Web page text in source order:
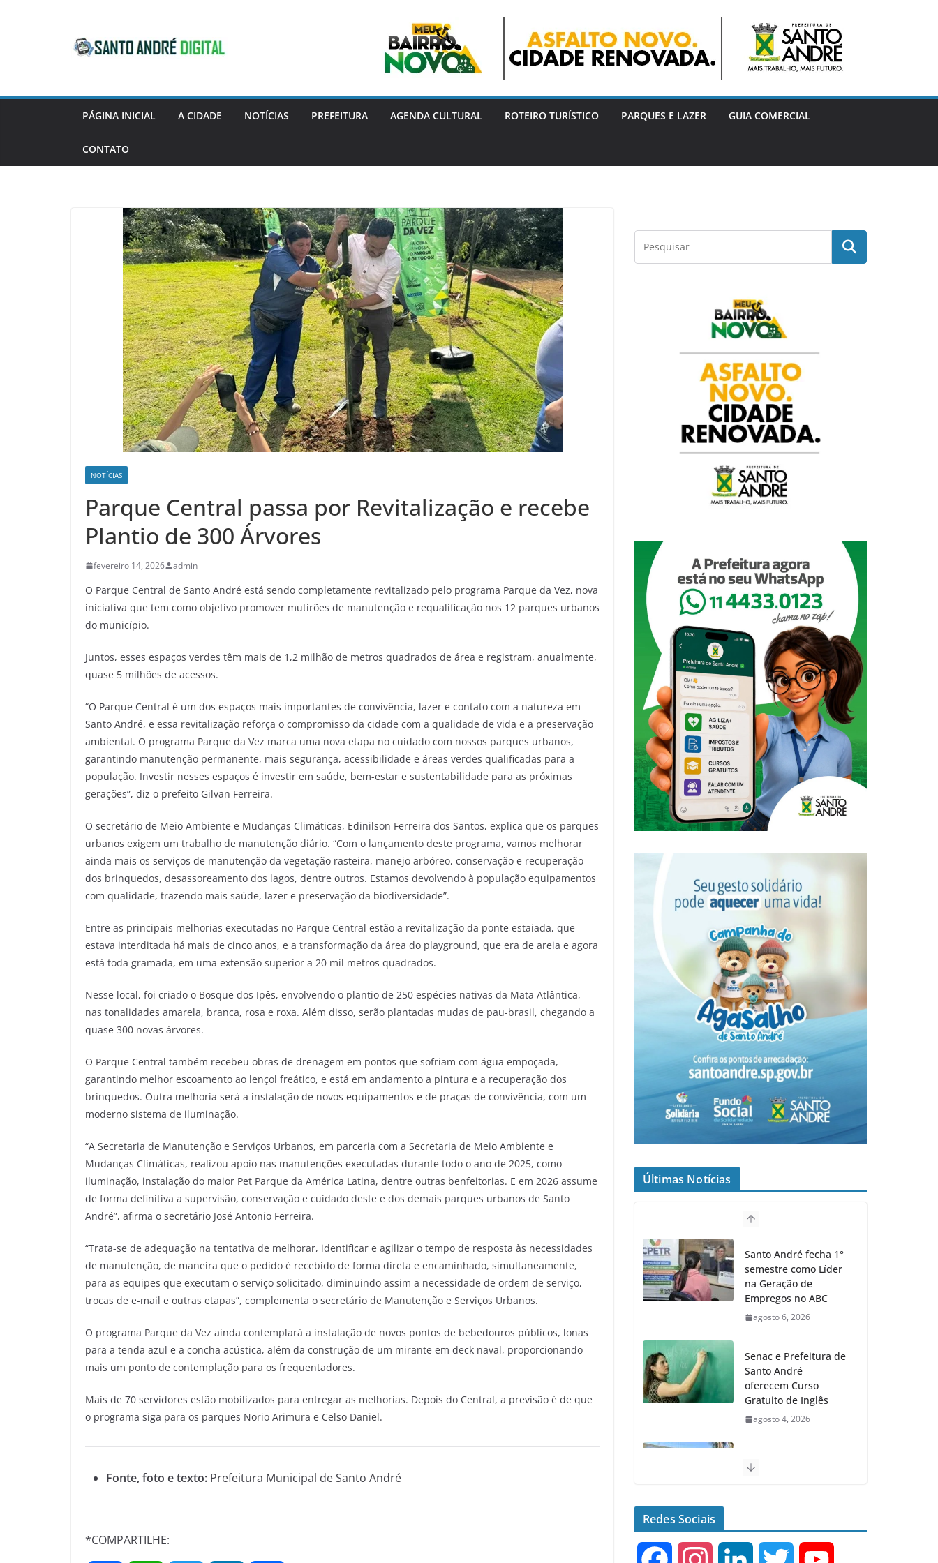
PÁGINA INICIAL A CIDADE NOTÍCIAS PREFEITURA AGENDA CULTURAL ROTEIRO TURÍSTICO PARQUES E LAZER GUIA COMERCIAL
CONTATO
NOTÍCIAS
Parque Central passa por Revitalização e recebe
Plantio de 300 Árvores
fevereiro 14, 2026 admin
O Parque Central de Santo André está sendo completamente revitalizado pelo programa Parque da Vez, nova
iniciativa que tem como objetivo promover mutirões de manutenção e requalificação nos 12 parques urbanos
do município.
Juntos, esses espaços verdes têm mais de 1,2 milhão de metros quadrados de área e registram, anualmente,
quase 5 milhões de acessos.
“O Parque Central é um dos espaços mais importantes de convivência, lazer e contato com a natureza em
Santo André, e essa revitalização reforça o compromisso da cidade com a qualidade de vida e a preservação
ambiental. O programa Parque da Vez marca uma nova etapa no cuidado com nossos parques urbanos,
garantindo manutenção permanente, mais segurança, acessibilidade e áreas verdes qualificadas para a
população. Investir nesses espaços é investir em saúde, bem-estar e sustentabilidade para as próximas
gerações”, diz o prefeito Gilvan Ferreira.
O secretário de Meio Ambiente e Mudanças Climáticas, Edinilson Ferreira dos Santos, explica que os parques
urbanos exigem um trabalho de manutenção diário. “Com o lançamento deste programa, vamos melhorar
ainda mais os serviços de manutenção da vegetação rasteira, manejo arbóreo, conservação e recuperação
dos brinquedos, desassoreamento dos lagos, dentre outros. Estamos devolvendo à população equipamentos
com qualidade, trazendo mais saúde, lazer e preservação da biodiversidade”.
Entre as principais melhorias executadas no Parque Central estão a revitalização da ponte estaiada, que
estava interditada há mais de cinco anos, e a transformação da área do playground, que era de areia e agora
está toda gramada, em uma extensão superior a 20 mil metros quadrados.
Nesse local, foi criado o Bosque dos Ipês, envolvendo o plantio de 250 espécies nativas da Mata Atlântica,
nas tonalidades amarela, branca, rosa e roxa. Além disso, serão plantadas mudas de pau-brasil, chegando a
quase 300 novas árvores.
O Parque Central também recebeu obras de drenagem em pontos que sofriam com água empoçada,
garantindo melhor escoamento ao lençol freático, e está em andamento a pintura e a recuperação dos
brinquedos. Outra melhoria será a instalação de novos equipamentos e de praças de convivência, com um
moderno sistema de iluminação.
“A Secretaria de Manutenção e Serviços Urbanos, em parceria com a Secretaria de Meio Ambiente e
Mudanças Climáticas, realizou apoio nas manutenções executadas durante todo o ano de 2025, como
iluminação, instalação do maior Pet Parque da América Latina, dentre outras benfeitorias. E em 2026 assume
de forma definitiva a supervisão, conservação e cuidado deste e dos demais parques urbanos de Santo
André”, afirma o secretário José Antonio Ferreira.
“Trata-se de adequação na tentativa de melhorar, identificar e agilizar o tempo de resposta às necessidades
de manutenção, de maneira que o pedido é recebido de forma direta e encaminhado, simultaneamente,
para as equipes que executam o serviço solicitado, diminuindo assim a necessidade de ordem de serviço,
trocas de e-mail e outras etapas”, complementa o secretário de Manutenção e Serviços Urbanos.
O programa Parque da Vez ainda contemplará a instalação de novos pontos de bebedouros públicos, lonas
para a tenda azul e a concha acústica, além da construção de um mirante em deck naval, proporcionando
mais um ponto de contemplação para os frequentadores.
Mais de 70 servidores estão mobilizados para entregar as melhorias. Depois do Central, a previsão é de que
o programa siga para os parques Norio Arimura e Celso Daniel.
Fonte, foto e texto: Prefeitura Municipal de Santo André
*COMPARTILHE:
Últimas Notícias
Santo André fecha 1°
semestre como Líder
na Geração de
Empregos no ABC
agosto 6, 2026
Senac e Prefeitura de
Santo André
oferecem Curso
Gratuito de Inglês
agosto 4, 2026
equipamentos
Moeda Pet arrecada
Redes Sociais